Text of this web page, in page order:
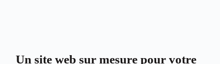
Un site web sur mesure pour votre